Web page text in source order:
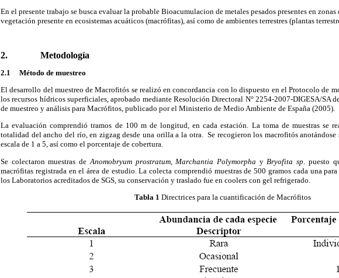
En el presente trabajo se busca evaluar la probable Bioacumulacion de metales pesados presentes en
vegetación presente en ecosistemas acuáticos (macrófitas), así como de ambientes terrestres (plantas
2. Metodología
2.1 Método de muestreo
El desarrollo del muestreo de Macrofitós se realizó en concordancia con lo dispuesto en el Protocolo de
los recursos hídricos superficiales, aprobado mediante Resolución Directoral N° 2254-2007-DIGESA/SA
de muestreo y análisis para Macrófitos, publicado por el Ministerio de Medio Ambiente de España (2005).
La evaluación comprendió tramos de 100 m de longitud, en cada estación. La toma de muestras se
totalidad del ancho del río, en zigzag desde una orilla a la otra. Se recogieron los macrofitós anotándose
escala de 1 a 5, así como el porcentaje de cobertura.
Se colectaron muestras de Anomobryum prostratum, Marchantia Polymorpha y Bryofita sp . puesto
macrófitas registrada en el área de estudio. La colecta comprendió muestras de 500 gramos cada una
los Laboratorios acreditados de SGS, su conservación y traslado fue en coolers con gel refrigerado.
Tabla 1 Directrices para la cuantificación de Macrófitos